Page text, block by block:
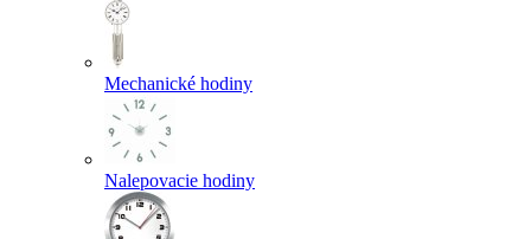
Mechanické hodiny
Nalepovacie hodiny